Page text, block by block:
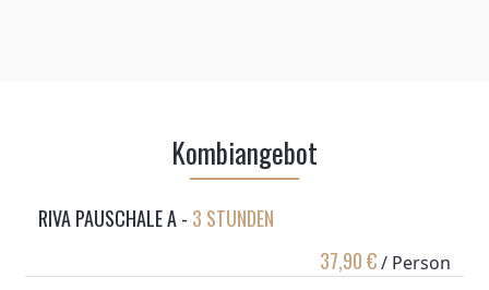
Kombiangebot
RIVA PAUSCHALE A - 3 STUNDEN
37,90 €/ Person